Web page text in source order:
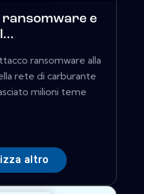
e
ransomware alla
rete di carburante
milioni teme
altro